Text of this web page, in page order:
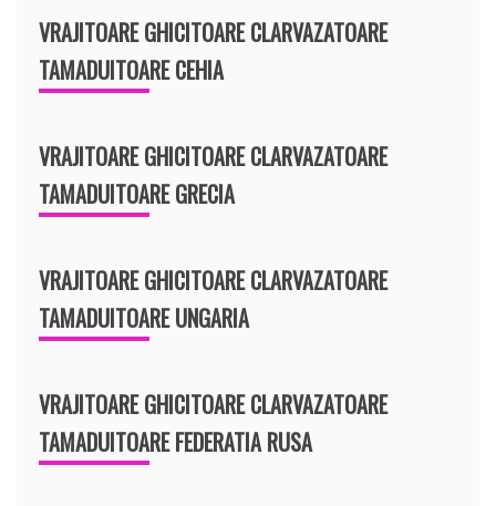
VRAJITOARE GHICITOARE CLARVAZATOARE
TAMADUITOARE CEHIA
VRAJITOARE GHICITOARE CLARVAZATOARE
TAMADUITOARE GRECIA
VRAJITOARE GHICITOARE CLARVAZATOARE
TAMADUITOARE UNGARIA
VRAJITOARE GHICITOARE CLARVAZATOARE
TAMADUITOARE FEDERATIA RUSA